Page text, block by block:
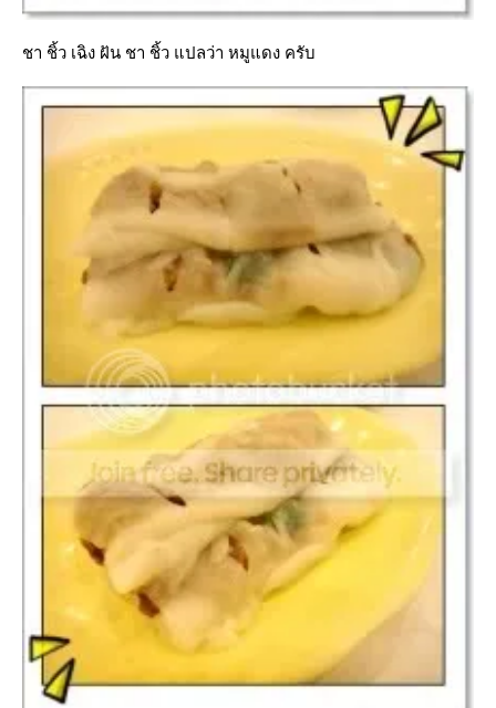
ชา ชิ้ว เฉิง ฝัน ชา ชิ้ว แปลว่า หมูแดง ครับ